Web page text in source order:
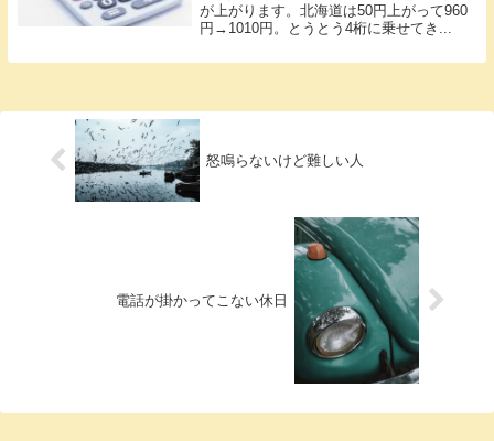
が上がります。北海道は50円上がって960
円→1010円。とうとう4桁に乗せてき...
怒鳴らないけど難しい人
電話が掛かってこない休日